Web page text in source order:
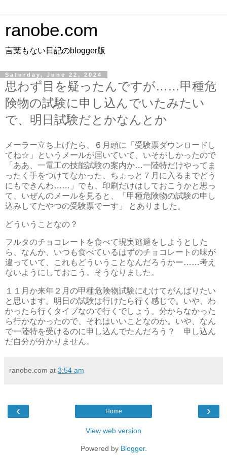
ranobe.com
言葉もない日記のblogger版
Saturday, June 22, 2024
思わず目を疑ったんですが……甲種危
険物の試験に申し込んでいたみたい
で、明日試験だとかなんとか
メーラー立ち上げたら、６月頭に「受験票ダウンロードし
てね☆」というメールが届いていて、いそがしかったので
「ああ、一電工の技能試験の案内か…一陸特だけやってま
ったく手をつけてなかった、ちょっと７月に入るまでどう
にもできんわ……」でも、印刷だけはしておこうかと思っ
て、いぜんのメールを見ると、「甲種危険物の試験の申し
込みしてたやつの受験票でーす」 とありました。
どういうことなの？
フルタのチョコレートを食べて現実逃避をしようとした
ら、なんか、いつも食べているはずのチョコレートの味が
違っていて、これもどういうことなんだろうかー……考え
ないようにしておこう。そうなりました。
１１月か来年２月の甲種危険物試験にむけてがんばりたい
と思います。明日の試験は行けたら行く感じで。いや、わ
かったら行くタイプなので行くでしょう。分からなかった
ら行かなかったので、それはいいことなのか。いや、なん
で一陸特を受けるのに申し込んでたんだろう？ 申し込ん
だ自分が分かりません。
ranobe.com at 3:54 am
‹ ›
Home
View web version
Powered by Blogger.